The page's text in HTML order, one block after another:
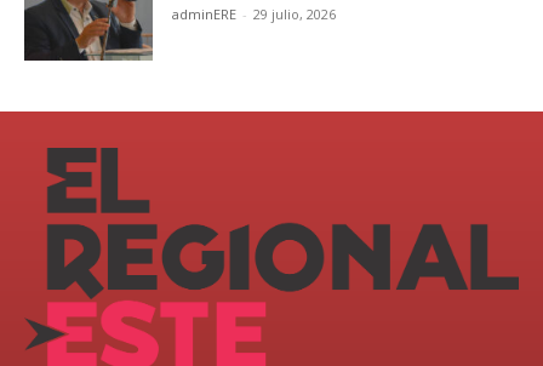
adminERE - 29 julio, 2026